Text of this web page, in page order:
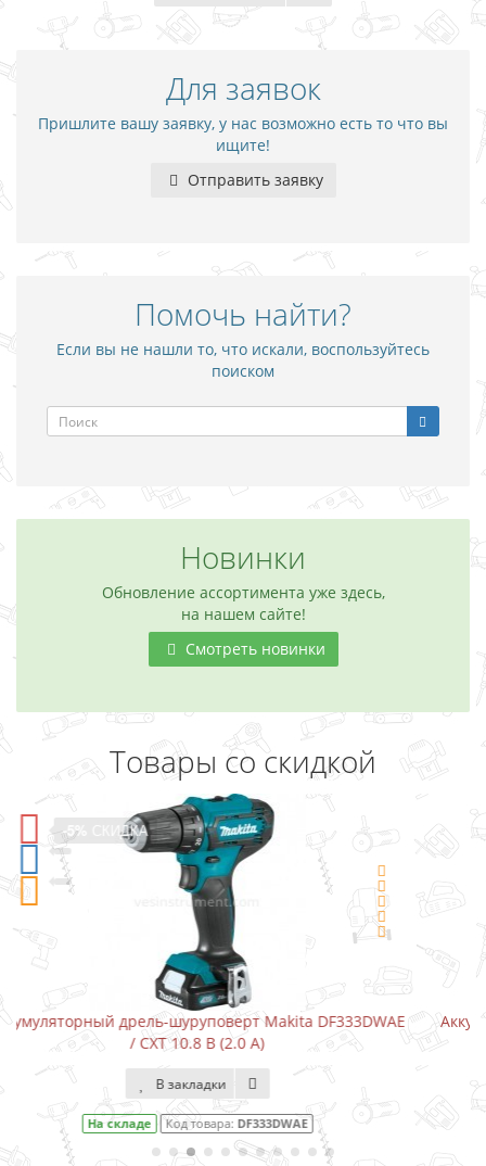
Для заявок
Пришлите вашу заявку, у нас возможно есть то что вы
ищите!
Отправить заявку
Помочь найти?
Если вы не нашли то, что искали, воспользуйтесь
поиском
Новинки
Обновление ассортимента уже здесь,
на нашем сайте!
Смотреть новинки
Товары со скидкой
-5%СКИДКА
Аккумуляторный шуруповерт-отвертка Makita
В закладки
На складе Код товара: DF001DW